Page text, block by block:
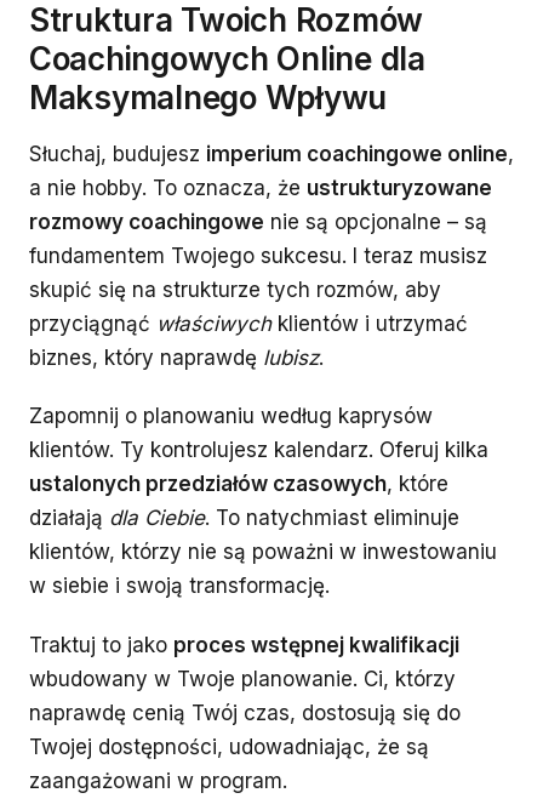
Struktura Twoich Rozmów
Coachingowych Online dla
Maksymalnego Wpływu
Słuchaj, budujesz imperium coachingowe online,
a nie hobby. To oznacza, że ustrukturyzowane
rozmowy coachingowe nie są opcjonalne – są
fundamentem Twojego sukcesu. I teraz musisz
skupić się na strukturze tych rozmów, aby
przyciągnąć właściwychklientów i utrzymać
biznes, który naprawdę lubisz.
Zapomnij o planowaniu według kaprysów
klientów. Ty kontrolujesz kalendarz. Oferuj kilka
ustalonych przedziałów czasowych, które
działają dla Ciebie. To natychmiast eliminuje
klientów, którzy nie są poważni w inwestowaniu
w siebie i swoją transformację.
Traktuj to jako proces wstępnej kwalifikacji
wbudowany w Twoje planowanie. Ci, którzy
naprawdę cenią Twój czas, dostosują się do
Twojej dostępności, udowadniając, że są
zaangażowani w program.